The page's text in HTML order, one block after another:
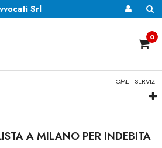
Srl
0
HOME |SERVIZI
A MILANO PER INDEBITA